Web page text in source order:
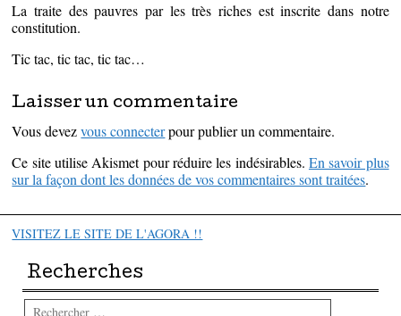
La traite des pauvres par les très riches est inscrite dans notre
constitution.
Tic tac, tic tac, tic tac…
Laisser un commentaire
Vous devezvous connecterpour publier un commentaire.
Ce site utilise Akismet pour réduire les indésirables. En savoir plus
sur la façon dont les données de vos commentaires sont traitées.
VISITEZ LE SITE DE L'AGORA !!
Recherches
Rechercher